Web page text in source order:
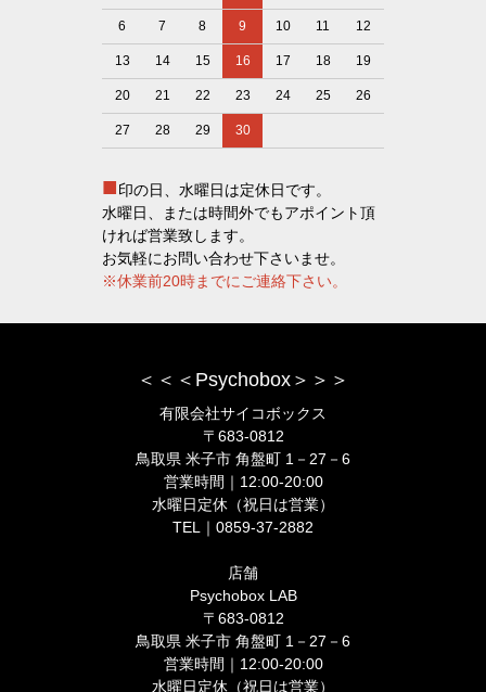
6 7 8 9 10 11 12
13 14 15 16 17 18 19
20 21 22 23 24 25 26
27 28 29 30
■印の日、水曜日は定休日です。
水曜日、または時間外でもアポイント頂
ければ営業致します。
お気軽にお問い合わせ下さいませ。
※休業前20時までにご連絡下さい。
＜＜＜Psychobox＞＞＞
有限会社サイコボックス
〒683-0812
鳥取県 米子市 角盤町 1－27－6
営業時間｜12:00-20:00
水曜日定休（祝日は営業）
TEL｜0859-37-2882
店舗
Psychobox LAB
〒683-0812
鳥取県 米子市 角盤町 1－27－6
営業時間｜12:00-20:00
水曜日定休（祝日は営業）